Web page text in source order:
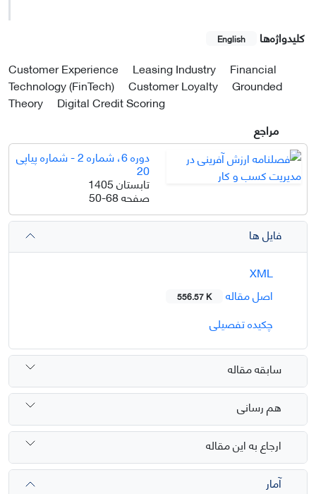
کلیدواژه‌ها English
Customer Experience Leasing Industry
Financial
Technology (FinTech)
Customer Loyalty
Grounded
Theory
Digital Credit Scoring
مراجع
دوره 6، شماره 2 - شماره پیاپی
20
تابستان 1405
صفحه50-68
فایل ها
اصل مقاله
556.57 K
چکیده تفصیلی
سابقه مقاله
هم رسانی
ارجاع به این مقاله
آمار